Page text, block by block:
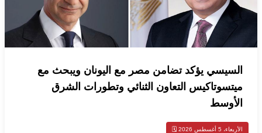
السيسي يؤكد تضامن مصر مع اليونان ويبحث مع
ميتسوتاكيس التعاون الثنائي وتطورات الشرق
الأوسط
الأربعاء، 5 أغسطس 2026 🗓️